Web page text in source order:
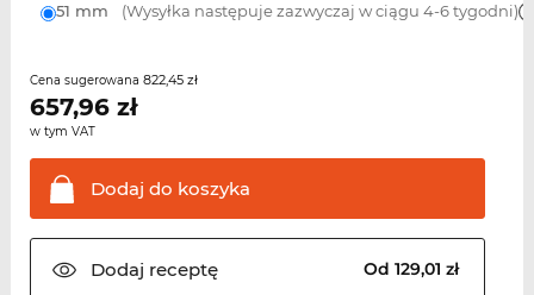
51 mm (Wysyłka następuje zazwyczaj w ciągu 4-6 tygodni)
Cena sugerowana 822,45 zł
657,96zł
w tym VAT
Dodaj do koszyka
Dodaj receptę Od 129,01 zł